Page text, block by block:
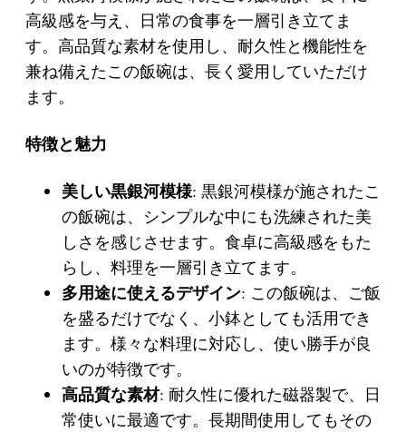
高級感を与え、日常の食事を一層引き立てま
す。高品質な素材を使用し、耐久性と機能性を
兼ね備えたこの飯碗は、長く愛用していただけ
ます。
特徴と魅力
美しい黒銀河模様: 黒銀河模様が施されたこ
の飯碗は、シンプルな中にも洗練された美
しさを感じさせます。食卓に高級感をもた
らし、料理を一層引き立てます。
多用途に使えるデザイン: この飯碗は、ご飯
を盛るだけでなく、小鉢としても活用でき
ます。様々な料理に対応し、使い勝手が良
いのが特徴です。
高品質な素材: 耐久性に優れた磁器製で、日
常使いに最適です。長期間使用してもその